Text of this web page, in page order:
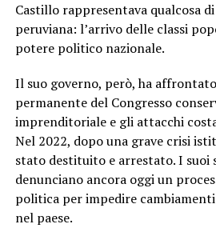
Castillo rappresentava qualcosa
peruviana: l’arrivo delle classi
potere politico nazionale.
Il suo governo, però, ha
permanente del Congresso
imprenditoriale e gli attacchi
Nel 2022, dopo una grave crisi
stato destituito e arrestato. I suoi
denunciano ancora oggi un
politica per impedire
nel paese.